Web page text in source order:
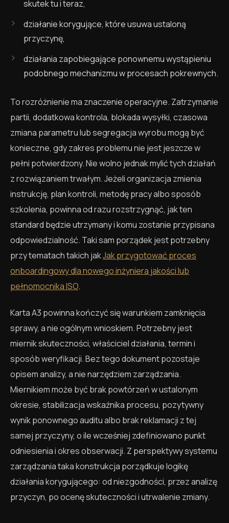
skutek tu i teraz,
działanie korygujące, które usuwa ustaloną
przyczynę,
działania zapobiegające ponownemu wystąpieniu
podobnego mechanizmu w procesach pokrewnych.
To rozróżnienie ma znaczenie operacyjne. Zatrzymanie
partii, dodatkowa kontrola, blokada wysyłki, czasowa
zmiana parametru lub segregacja wyrobu mogą być
konieczne, gdy zakres problemu nie jest jeszcze w
pełni potwierdzony. Nie wolno jednak mylić tych działań
z rozwiązaniem trwałym. Jeżeli organizacja zmienia
instrukcję, plan kontroli, metodę pracy albo sposób
szkolenia, powinna od razu rozstrzygnąć, jak ten
standard będzie utrzymany i komu zostanie przypisana
odpowiedzialność. Taki sam porządek jest potrzebny
przy tematach takich jakJak przygotować proces
onboardingowy dla nowego inżyniera jakości lub
pełnomocnika ISO.
Karta A3 powinna kończyć się warunkiem zamknięcia
sprawy, a nie ogólnym wnioskiem. Potrzebny jest
miernik skuteczności, właściciel działania, termin i
sposób weryfikacji. Bez tego dokument pozostaje
opisem analizy, a nie narzędziem zarządzania.
Miernikiem może być brak powtórzeń w ustalonym
okresie, stabilizacja wskaźnika procesu, pozytywny
wynik ponownego auditu albo brak reklamacji z tej
samej przyczyny, o ile wcześniej zdefiniowano punkt
odniesienia i okres obserwacji. Z perspektywy systemu
zarządzania taka konstrukcja porządkuje logikę
działania korygującego: od niezgodności, przez analizę
przyczyn, po ocenę skuteczności i utrwalenie zmiany.